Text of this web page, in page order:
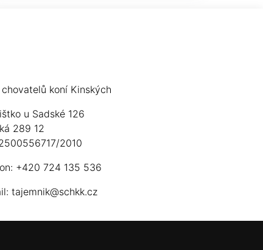
chovatelů koní Kinských
u Sadské 126
289 12
2010
+420 724 135 536
tajemnik@schkk.cz